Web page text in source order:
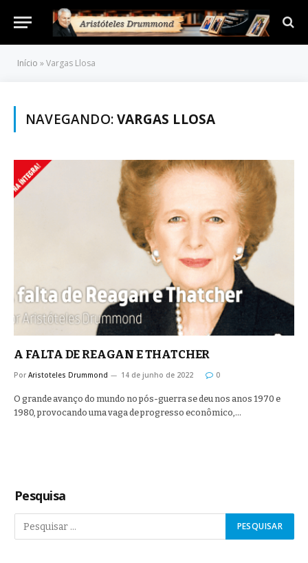
Início »Vargas Llosa
NAVEGANDO:VARGAS LLOSA
A FALTA DE REAGAN E THATCHER
Por Aristoteles Drummond 14 de junho de 2022 0
O grande avanço do mundo no pós-guerra se deu nos anos 1970 e
1980, provocando uma vaga de progresso econômico,…
Pesquisa